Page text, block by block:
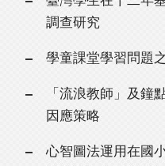
調查研究
學童課堂學習問題
「流浪教師」及鐘
因應策略
心智圖法運用在國